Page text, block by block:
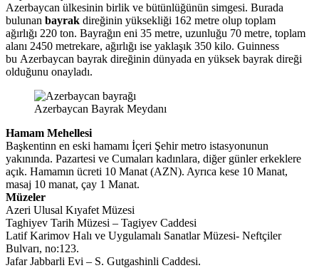
Azerbaycan ülkesinin birlik ve bütünlüğünün simgesi. Burada
bulunan bayrak direğinin yüksekliği 162 metre olup toplam
ağırlığı 220 ton. Bayrağın eni 35 metre, uzunluğu 70 metre, toplam
alanı 2450 metrekare, ağırlığı ise yaklaşık 350 kilo. Guinness
bu Azerbaycan bayrak direğinin dünyada en yüksek bayrak direği
olduğunu onayladı.
Azerbaycan Bayrak Meydanı
Hamam Mehellesi
Başkentinn en eski hamamı İçeri Şehir metro istasyonunun
yakınında. Pazartesi ve Cumaları kadınlara, diğer günler erkeklere
açık. Hamamın ücreti 10 Manat (AZN). Ayrıca kese 10 Manat,
masaj 10 manat, çay 1 Manat.
Müzeler
Azeri Ulusal Kıyafet Müzesi
Taghiyev Tarih Müzesi – Tagiyev Caddesi
Latif Karimov Halı ve Uygulamalı Sanatlar Müzesi- Neftçiler
Bulvarı, no:123.
Jafar Jabbarli Evi – S. Gutgashinli Caddesi.